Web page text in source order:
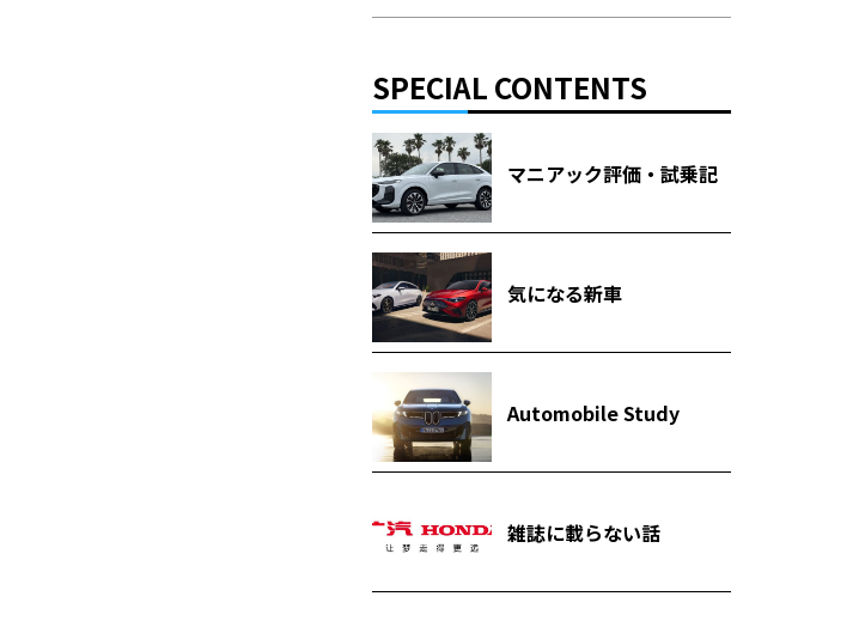
SPECIAL CONTENTS
マニアック評価・試乗記
気になる新車
Automobile Study
雑誌に載らない話